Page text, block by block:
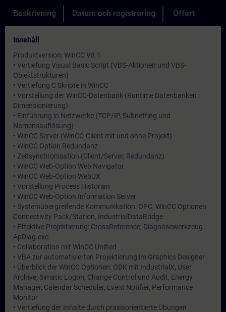
Beskrivning Datum och registrering Offert
Innehåll
Produktversion: WinCC V8.1
• Vertiefung Visual Basic Script (VBS-Aktionen und VBS-
Objektstrukturen)
• Vertiefung C Skripte in WinCC
• Vorstellung der WinCC-Datenbank (Runtime Datenbanken
Dimensionierung)
• Einführung in Netzwerke (TCP/IP, Subnetting und
Namensauflösung)
• WinCC Server (WinCC-Client mit und ohne Projekt)
• WinCC Option Redundanz
• Zeitsynchronisation (Client/Server, Redundanz)
• WinCC Web-Option Web Navigator
• WinCC Web-Option WebUX
• Vorstellung Process Historian
• WinCC Web-Option Information Server
• Systemübergreifende Kommunikation: OPC, WinCC Optionen
Connectivity Pack/Station, IndustrialDataBridge
• Effektive Projektierung: CrossReference, Diagnosewerkzeug
ApDiag.exe
• Collaboration mit WinCC Unified
• VBA zur automatisierten Projektierung im Graphics Designer
• Überblick der WinCC Optionen: ODK mit IndustrialX, User
Archive, Simatic Logon, Change Control und Audit, Energy
Manager, Calendar Scheduler, Event Notifier, Performance
Monitor
• Vertiefung der Inhalte durch praxisorientierte Übungen